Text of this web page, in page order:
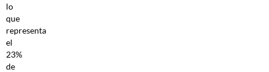
lo
que
representa
el
23%
de